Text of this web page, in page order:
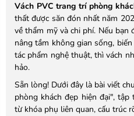
Vách PVC trang trí phòng
thất được săn đón nhất năm
về thẩm mỹ và chi phí. Nếu
nâng tầm không gian sống,
tác phẩm nghệ thuật, thì vách
hảo.
Sẵn lòng! Dưới đây là bài viết
phòng khách đẹp hiện đại",
từ khóa phụ liên quan, cấu trúc